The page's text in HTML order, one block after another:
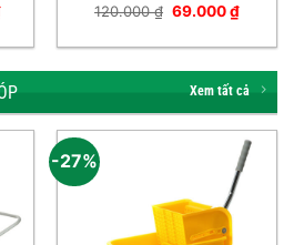
Giá
là:
325.000 ₫.
120.000₫ Giá
120.000 ₫.
69.000₫Giá
hiện
là:
69.000
Xem tất cả
-27%